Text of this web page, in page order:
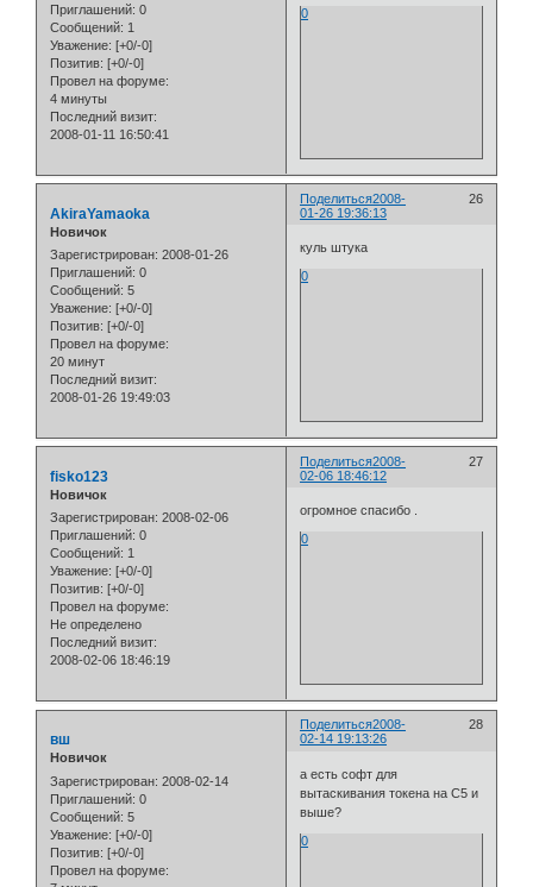
Приглашений: 0
Сообщений: 1
Уважение: [+0/-0]
Позитив: [+0/-0]
Провел на форуме:
4 минуты
Последний визит:
2008-01-11 16:50:41
0
Поделиться 26
2008-
01-26 19:36:13
AkiraYamaoka
Новичок
Зарегистрирован: 2008-01-26
Приглашений: 0
Сообщений: 5
Уважение: [+0/-0]
Позитив: [+0/-0]
Провел на форуме:
20 минут
Последний визит:
2008-01-26 19:49:03
куль штука
0
Поделиться 27
2008-
02-06 18:46:12
fisko123
Новичок
Зарегистрирован: 2008-02-06
Приглашений: 0
Сообщений: 1
Уважение: [+0/-0]
Позитив: [+0/-0]
Провел на форуме:
Не определено
Последний визит:
2008-02-06 18:46:19
огромное спасибо .
0
Поделиться 28
2008-
02-14 19:13:26
вш
Новичок
Зарегистрирован: 2008-02-14
Приглашений: 0
Сообщений: 5
Уважение: [+0/-0]
Позитив: [+0/-0]
Провел на форуме:
а есть софт для
вытаскивания токена на С5 и
выше?
0